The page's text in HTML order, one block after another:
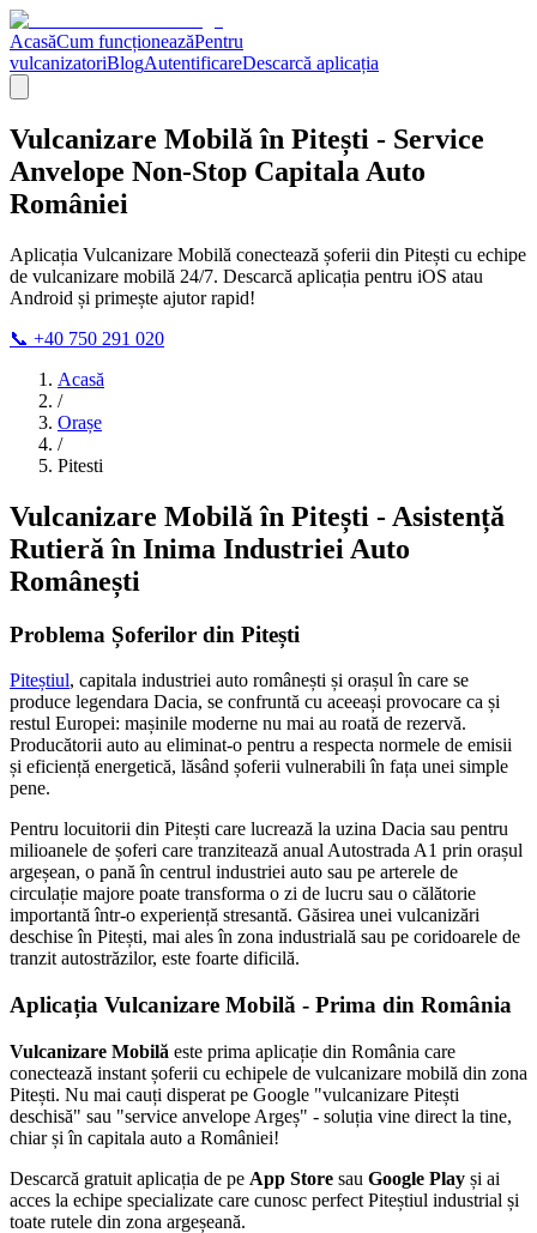
AcasăCum funcționeazăPentru
vulcanizatoriBlogAutentificareDescarcă aplicația
Vulcanizare Mobilă în Pitești - Service
Anvelope Non-Stop Capitala Auto
României
Aplicația Vulcanizare Mobilă conectează șoferii din Pitești cu echipe
de vulcanizare mobilă 24/7. Descarcă aplicația pentru iOS atau
Android și primește ajutor rapid!
📞 +40 750 291 020
Acasă
/
Orașe
/
Pitesti
Vulcanizare Mobilă în Pitești - Asistență
Rutieră în Inima Industriei Auto
Românești
Problema Șoferilor din Pitești
Piteștiul, capitala industriei auto românești și orașul în care se
produce legendara Dacia, se confruntă cu aceeași provocare ca și
restul Europei: mașinile moderne nu mai au roată de rezervă.
Producătorii auto au eliminat-o pentru a respecta normele de emisii
și eficiență energetică, lăsând șoferii vulnerabili în fața unei simple
pene.
Pentru locuitorii din Pitești care lucrează la uzina Dacia sau pentru
milioanele de șoferi care tranzitează anual Autostrada A1 prin orașul
argeșean, o pană în centrul industriei auto sau pe arterele de
circulație majore poate transforma o zi de lucru sau o călătorie
importantă într-o experiență stresantă. Găsirea unei vulcanizări
deschise în Pitești, mai ales în zona industrială sau pe coridoarele de
tranzit autostrăzilor, este foarte dificilă.
Aplicația Vulcanizare Mobilă - Prima din România
Vulcanizare Mobilă este prima aplicație din România care
conectează instant șoferii cu echipele de vulcanizare mobilă din zona
Pitești. Nu mai cauți disperat pe Google "vulcanizare Pitești
deschisă" sau "service anvelope Argeș" - soluția vine direct la tine,
chiar și în capitala auto a României!
Descarcă gratuit aplicația de pe App Store sau Google Play și ai
acces la echipe specializate care cunosc perfect Piteștiul industrial și
toate rutele din zona argeșeană.